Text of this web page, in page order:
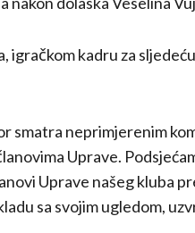
igračkom kadru za
smatra neprimjerenim
Uprave.
Uprave našeg kluba
sa svojim ugledom,